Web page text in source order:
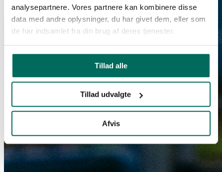
analysepartnere. Vores partnere kan kombinere disse
data med andre oplysninger, du har givet dem, eller som
de har indsamlet fra din brug af deres tjenester.
Tillad alle
Tillad udvalgte
Afvis